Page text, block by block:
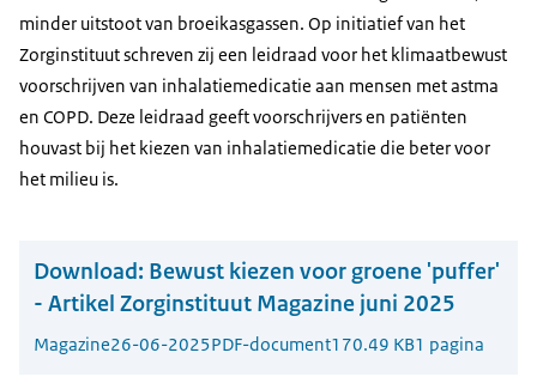
minder uitstoot van broeikasgassen. Op initiatief van het
Zorginstituut schreven zij een leidraad voor het klimaatbewust
voorschrijven van inhalatiemedicatie aan mensen met astma
en COPD. Deze leidraad geeft voorschrijvers en patiënten
houvast bij het kiezen van inhalatiemedicatie die beter voor
het milieu is.
Download: Bewust kiezen voor groene 'puffer'
- Artikel Zorginstituut Magazine juni 2025
Magazine26-06-2025PDF-document170.49 KB1 pagina